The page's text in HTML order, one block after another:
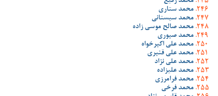
محمد ستاری
محمد سیستانی
محمد صالح موسی زاده
محمد صبوری
محمد علی اکبرخواه
محمد علی قنبری
محمد علی نژاد
محمد علیزاده
محمد فرامرزی
محمد فرخی